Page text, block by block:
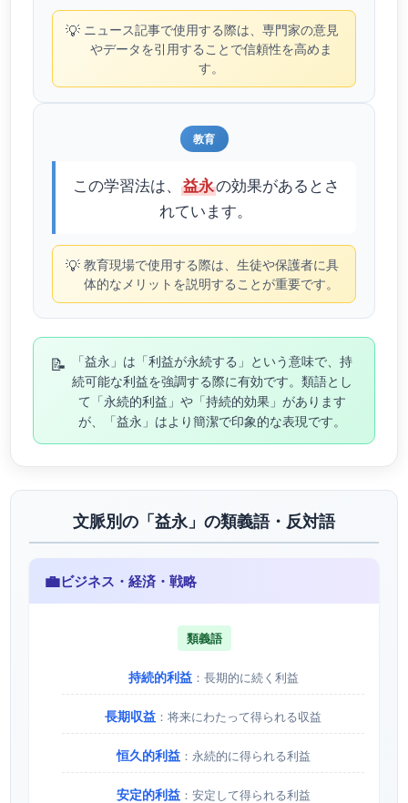
💡 ニュース記事で使用する際は、専門家の意見
やデータを引用することで信頼性を高めま
す。
教育
この学習法は、 益永の効果があるとさ
れています。
💡 教育現場で使用する際は、生徒や保護者に具
体的なメリットを説明することが重要です。
📝
「益永」は「利益が永続する」という意味で、持
続可能な利益を強調する際に有効です。類語とし
て「永続的利益」や「持続的効果」があります
が、「益永」はより簡潔で印象的な表現です。
文脈別の「益永」の類義語・反対語
💼ビジネス・経済・戦略
類義語
持続的利益：長期的に続く利益
長期収益 ：将来にわたって得られる収益
恒久的利益：永続的に得られる利益
安定的利益：安定して得られる利益